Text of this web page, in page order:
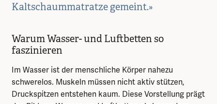
Kaltschaummatratze gemeint.»
Warum Wasser- und Luftbetten so
faszinieren
Im Wasser ist der menschliche Körper nahezu
schwerelos. Muskeln müssen nicht aktiv stützen,
Druckspitzen entstehen kaum. Diese Vorstellung prägt